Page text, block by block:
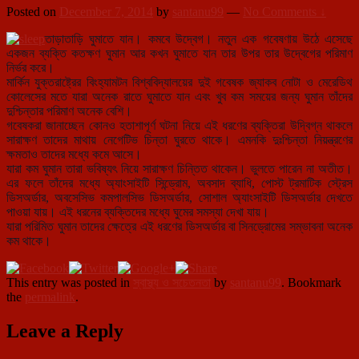
Posted on December 7, 2014 by santanu99 — No Comments ↓
তাড়াতাড়ি ঘুমাতে যান। কমবে উদ্বেগ। নতুন এক গবেষণায় উঠে এসেছে
একজন ব্যক্তি কতক্ষণ ঘুমান আর কখন ঘুমাতে যান তার উপর তার উদ্বেগের পরিমাণ
নির্ভর করে।
মার্কিন যুক্তরাষ্ট্রের বিংহ্যামটন বিশ্ববিদ্যালয়ের দুই গবেষক জ্যাকব নোটা ও মেরেডিথ
কোলেসের মতে যারা অনেক রাতে ঘুমাতে যান এবং খুব কম সময়ের জন্য ঘুমান তাঁদের
দুশ্চিন্তার পরিমাণ অনেক বেশি।
গবেষকরা জানাচ্ছেন কোনও হতাশাপূর্ণ ঘটনা নিয়ে এই ধরণের ব্যক্তিরা উদ্বিগ্ন থাকলে
সারাক্ষণ তাদের মাথায় নেগেটিভ চিন্তা ঘুরতে থাকে। এমনকি দুঃশ্চিন্তা নিয়ন্ত্রণের
ক্ষমতাও তাদের মধ্যে কমে আসে।
যারা কম ঘুমান তারা ভবিষ্যৎ নিয়ে সারাক্ষণ চিন্তিত থাকেন। ভুলতে পারেন না অতীত।
এর ফলে তাঁদের মধ্যে অ্যাংসাইটি সিন্ড্রোম, অবসাদ ব্যাধি, পোস্ট ট্রমাটিক স্ট্রেস
ডিসঅর্ডার, অবসেসিভ কমপালসিভ ডিসঅর্ডার, সোশাল অ্যাংসাইটি ডিসঅর্ডার দেখতে
পাওয়া যায়। এই ধরনের ব্যক্তিদের মধ্যে ঘুমের সমস্যা দেখা যায়।
যারা পরিমিত ঘুমান তাদের ক্ষেত্রে এই ধরণের ডিসঅর্ডার বা সিনড্রোমের সম্ভাবনা অনেক
কম থাকে।
This entry was posted in স্বাস্থ্য ও সচেতনতা by santanu99. Bookmark
the permalink.
Leave a Reply